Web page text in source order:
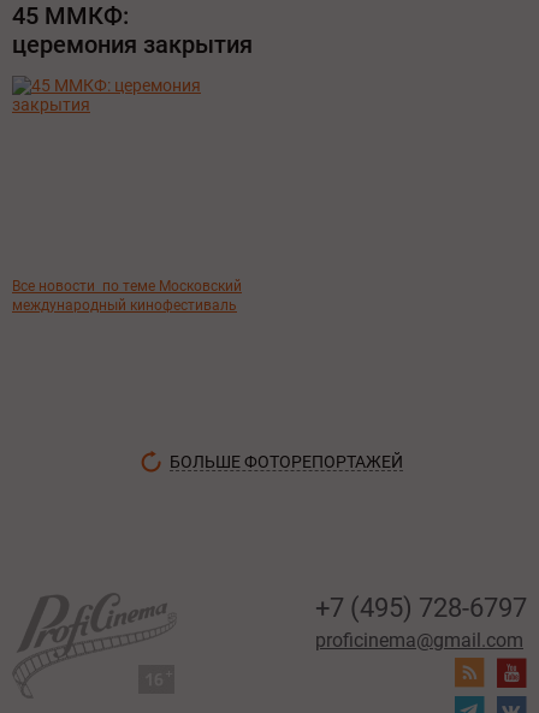
45 ММКФ:
церемония закрытия
Все новости по теме Московский
международный кинофестиваль
БОЛЬШЕ ФОТОРЕПОРТАЖЕЙ
+7 (495) 728-6797
proficinema@gmail.com